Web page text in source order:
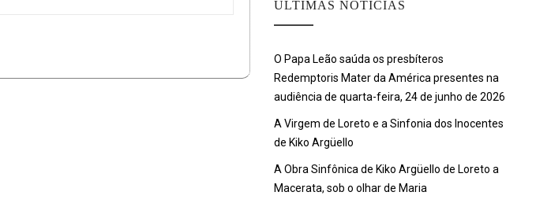
ULTIMAS NOTÍCIAS
O Papa Leão saúda os presbíteros
Redemptoris Mater da América presentes na
audiência de quarta-feira, 24 de junho de 2026
A Virgem de Loreto e a Sinfonia dos Inocentes
de Kiko Argüello
A Obra Sinfônica de Kiko Argüello de Loreto a
Macerata, sob o olhar de Maria